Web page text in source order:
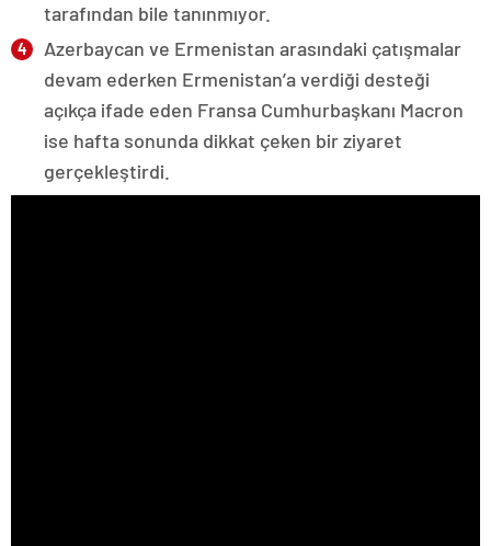
tarafından bile tanınmıyor.
Azerbaycan ve Ermenistan arasındaki çatışmalar
devam ederken Ermenistan’a verdiği desteği
açıkça ifade eden Fransa Cumhurbaşkanı Macron
ise hafta sonunda dikkat çeken bir ziyaret
gerçekleştirdi.